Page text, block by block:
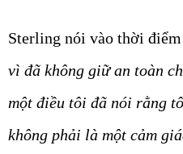
Sterling nói vào thời điểm
vì đã không giữ an toàn
một điều tôi đã nói rằng
không phải là một cảm